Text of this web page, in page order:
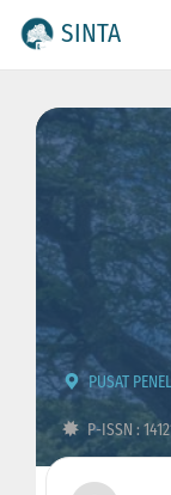
SINTA
PUSAT
P-ISSN :